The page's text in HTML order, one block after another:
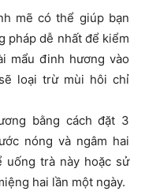
mẽ có thể giúp bạn
pháp dễ nhất để kiểm
mẩu đinh hương vào
loại trừ mùi hôi chỉ
bằng cách đặt 3
nóng và ngâm hai
uống trà này hoặc sử
hai lần một ngày.